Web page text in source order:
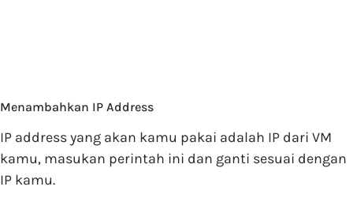
Menambahkan IP Address
IP address yang akan kamu pakai adalah IP dari VM
kamu, masukan perintah ini dan ganti sesuai dengan
IP kamu.